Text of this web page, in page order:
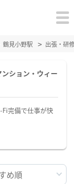
鶴見小野駅 出張・研
ション・ウィー
Fi完備で仕事が快